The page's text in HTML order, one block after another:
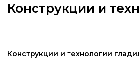
Конструкции и
Конструкции и технологии